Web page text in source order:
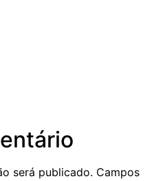
será publicado. Campos